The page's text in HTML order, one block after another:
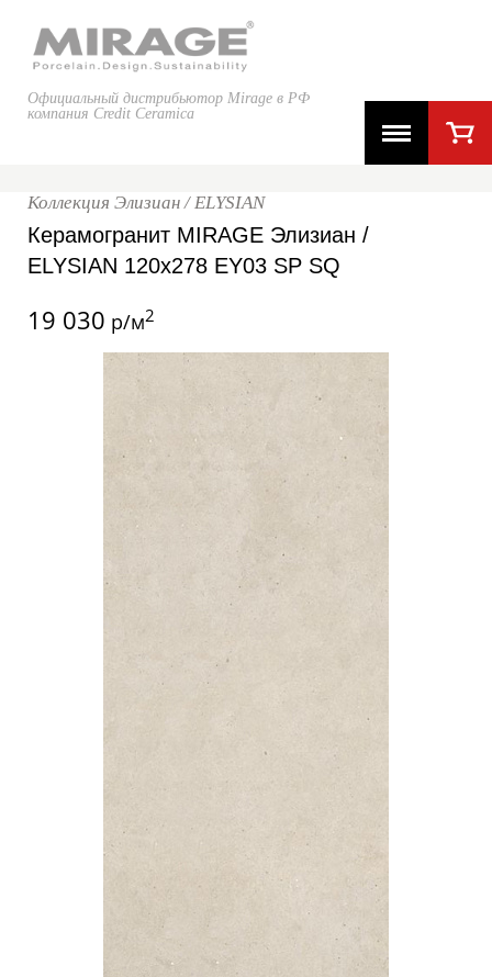
Официальный дистрибьютор Mirage в РФ
компания Credit Ceramica
Коллекция Элизиан / ELYSIAN
Керамогранит MIRAGE Элизиан /
ELYSIAN 120x278 EY03 SP SQ
19 030 р/м2